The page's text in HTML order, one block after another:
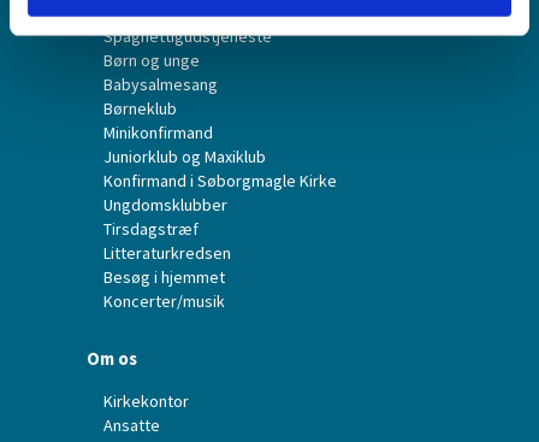
Gudstjenester
Spaghettigudstjeneste
Børn og unge
Babysalmesang
Børneklub
Minikonfirmand
Juniorklub og Maxiklub
Konfirmand i Søborgmagle Kirke
Ungdomsklubber
Tirsdagstræf
Litteraturkredsen
Besøg i hjemmet
Koncerter/musik
Om os
Kirkekontor
Ansatte